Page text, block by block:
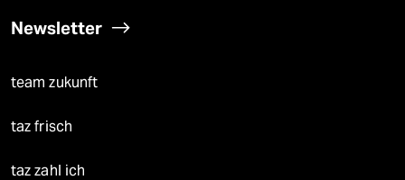
Newsletter
team zukunft
taz frisch
taz zahl ich